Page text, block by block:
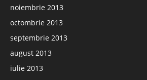
noiembrie 2013
octombrie 2013
septembrie 2013
august 2013
iulie 2013